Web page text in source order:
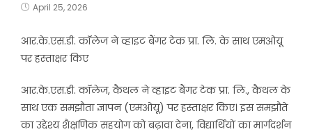
April 25, 2026
आर.के.एस.डी. कॉलेज ने व्हाइट बैंगर टेक प्रा. लि. के साथ एमओयू
पर हस्ताक्षर किए
आर.के.एस.डी. कॉलेज, कैथल ने व्हाइट बैंगर टेक प्रा. लि., कैथल के
साथ एक समझौता ज्ञापन (एमओयू) पर हस्ताक्षर किए। इस समझौते
का उद्देश्य शैक्षणिक सहयोग को बढ़ावा देना, विद्यार्थियों का मार्गदर्शन